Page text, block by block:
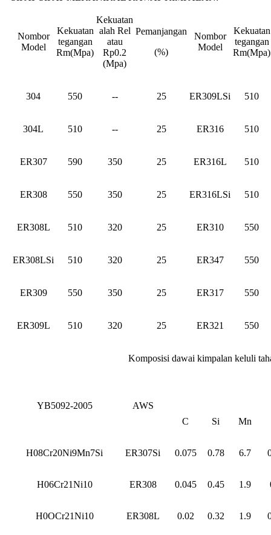
Nombor
Model
Kekuatan
tegangan
Rm(Mpa)
Kekuatan
alah Rel
atau
Rp0.2
(Mpa)
Pemanjangan
(%)
Nombor
Model
Kekuatan
tegangan
Rm(Mpa)
304 550 -- 25 ER309LSi 510
304L 510 -- 25 ER316 510
ER307 590 350 25 ER316L 510
ER308 550 350 25 ER316LSi 510
ER308L 510 320 25 ER310 550
ER308LSi 510 320 25 ER347 550
ER309 550 350 25 ER317 550
ER309L 510 320 25 ER321 550
Komposisi dawai kimpalan keluli
YB5092-2005
AWS
C
Si Mn
H08Cr20Ni9Mn7Si ER307Si 0.075 0.78 6.7
H06Cr21Ni10 ER308 0.045 0.45 1.9
H0OCr21Ni10 ER308L 0.02 0.32 1.9